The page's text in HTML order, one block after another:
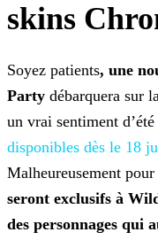
skins
Soyez patients, une
Party débarquera sur
un vrai sentiment
disponibles dès le 18
Malheureusement
seront exclusifs à
des personnages qui